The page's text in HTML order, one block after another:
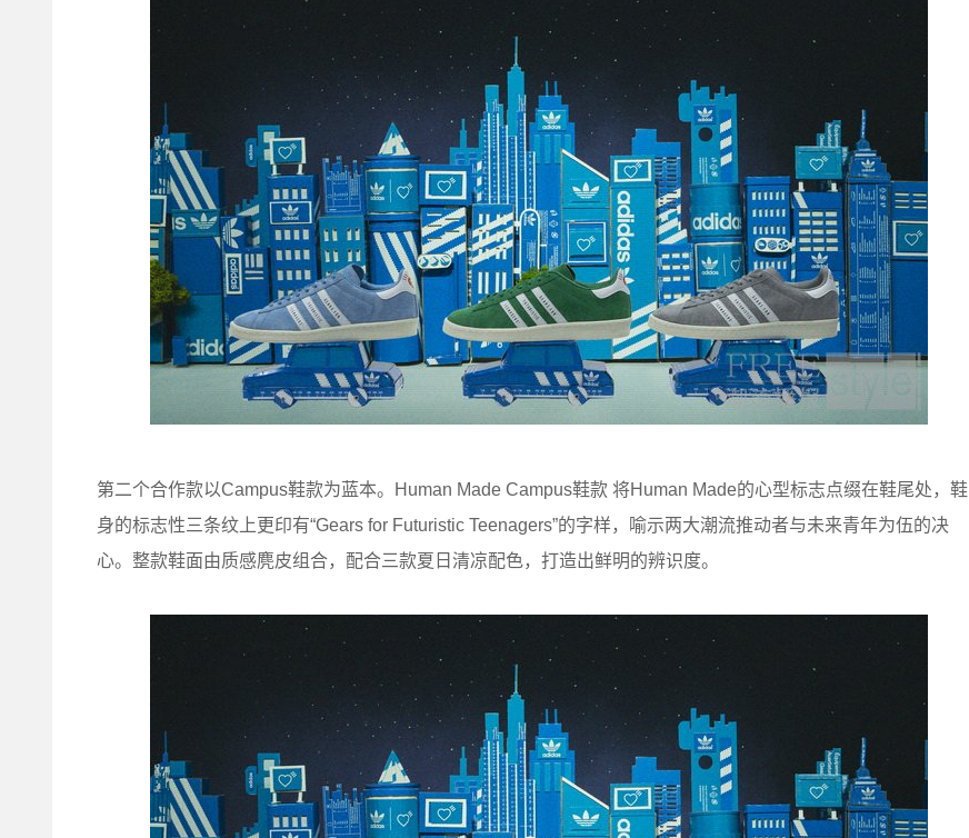
第二个合作款以Campus鞋款为蓝本。Human Made Campus鞋款 将Human Made的心型标志点缀在鞋尾处，鞋
身的标志性三条纹上更印有“Gears for Futuristic Teenagers”的字样，喻示两大潮流推动者与未来青年为伍的决
心。整款鞋面由质感麂皮组合，配合三款夏日清凉配色，打造出鲜明的辨识度。